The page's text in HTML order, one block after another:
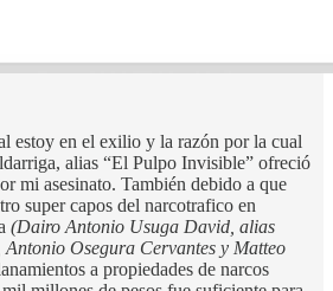
estoy en el exilio y la razón por la cual
alias “El Pulpo Invisible” ofreció
mi asesinato. También debido a que
super capos del narcotrafico en
(Dairo Antonio Usuga David, alias
Osegura Cervantes y Matteo
a propiedades de narcos